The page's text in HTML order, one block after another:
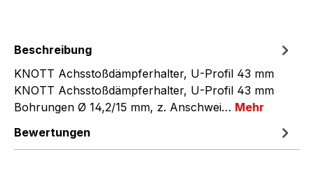
Beschreibung
KNOTT Achsstoßdämpferhalter, U-Profil 43 mm
KNOTT Achsstoßdämpferhalter, U-Profil 43 mm
Bohrungen Ø 14,2/15 mm, z. Anschwei… Mehr
Bewertungen